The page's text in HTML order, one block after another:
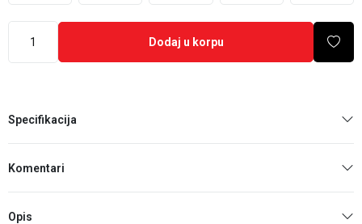
Dodaj u korpu
Specifikacija
Komentari
Opis